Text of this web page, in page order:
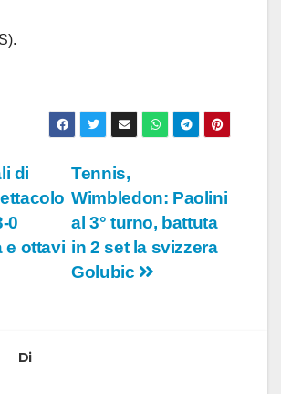
Tennis,
Wimbledon: Paolini
al 3° turno, battuta
in 2 set la svizzera
Golubic
di
0
e ottavi
Di